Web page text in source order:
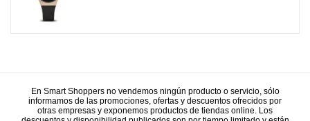
En Smart Shoppers no vendemos ningún producto o servicio, sólo
informamos de las promociones, ofertas y descuentos ofrecidos por
otras empresas y exponemos productos de tiendas online. Los